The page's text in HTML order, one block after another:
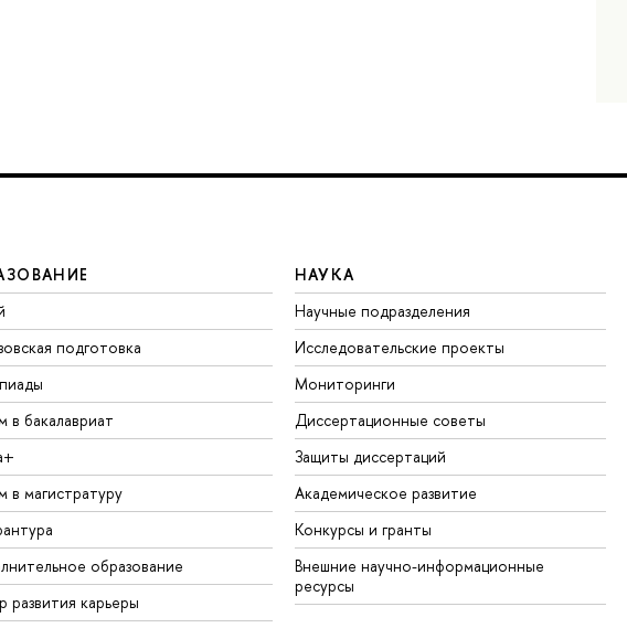
подготовка
в бакалавриат
в магистратуру
образование
развития карьеры
НАУКА
Научные подразделения
Исследовательские проекты
Мониторинги
Диссертационные советы
Защиты диссертаций
Академическое развитие
Конкурсы и гранты
Внешние научно-информационные
ресурсы